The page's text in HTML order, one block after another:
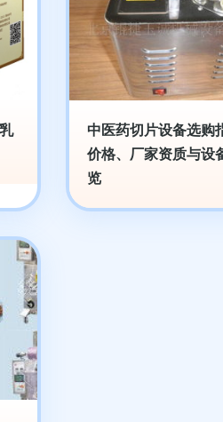
中医药切片设备选购
价格、厂家资质与设
览